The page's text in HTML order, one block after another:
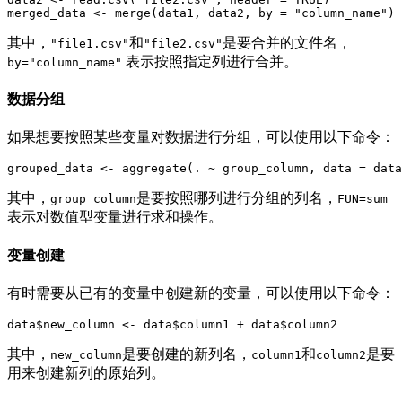
merged_data <- merge (data1 , data2 , by = "column_name" )
其中， "file1.csv"和 "file2.csv" 是要合并的文件名，
by="column_name" 表示按照指定列进行合并。
数据分组
如果想要按照某些变量对数据进行分组，可以使用以下命令：
grouped_data <- aggregate ( . ~ group_column , data = data
其中， group_column是要按照哪列进行分组的列名， FUN=sum
表示对数值型变量进行求和操作。
变量创建
有时需要从已有的变量中创建新的变量，可以使用以下命令：
data$new_column <- data$column1 + data$
其中， new_column是要创建的新列名， column1 和column2是要
用来创建新列的原始列。